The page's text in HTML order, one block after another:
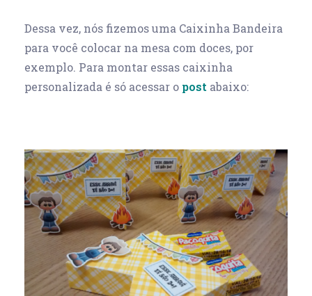
Dessa vez, nós fizemos uma Caixinha Bandeira
para você colocar na mesa com doces, por
exemplo. Para montar essas caixinha
personalizada é só acessar o post abaixo: